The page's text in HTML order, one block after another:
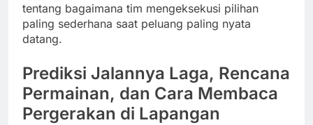
tentang bagaimana tim mengeksekusi pilihan
paling sederhana saat peluang paling nyata
datang.
Prediksi Jalannya Laga, Rencana
Permainan, dan Cara Membaca
Pergerakan di Lapangan